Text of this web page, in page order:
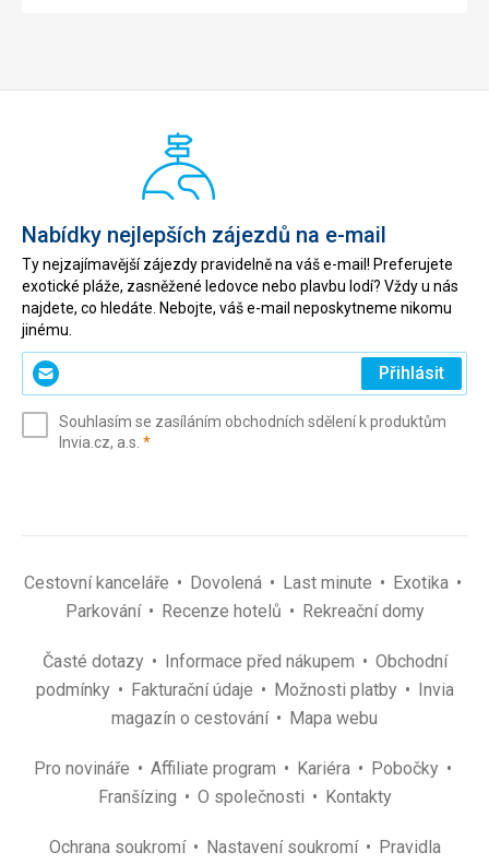
Nabídky nejlepších zájezdů na e-mail
Ty nejzajímavější zájezdy pravidelně na váš e-mail! Preferujete
exotické pláže, zasněžené ledovce nebo plavbu lodí? Vždy u nás
najdete, co hledáte. Nebojte, váš e-mail neposkytneme nikomu
jinému.
Zadejte
svůj
(povinné)
Přihlásit
Souhlasím se zasíláním obchodních sdělení k produktům
Invia.cz, a.s. *(povinné)
Cestovní kanceláře Dovolená Last minute
Exotika
Parkování
Recenze hotelů Rekreační domy
Časté dotazy Informace před nákupem
Obchodní
podmínky
Fakturační údaje Možnosti platby
Invia
magazín o cestování
Mapa webu
Pro novináře Affiliate program Kariéra
Pobočky
Franšízing
O společnosti Kontakty
Ochrana soukromí Nastavení soukromí
Pravidla